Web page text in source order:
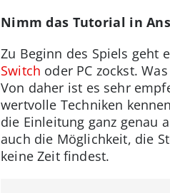
Nimm das Tutorial in
Zu Beginn des Spiels geht
Switch oder PC zockst.
Von daher ist es sehr
wertvolle Techniken
die Einleitung ganz genau
auch die Möglichkeit, die
keine Zeit findest.